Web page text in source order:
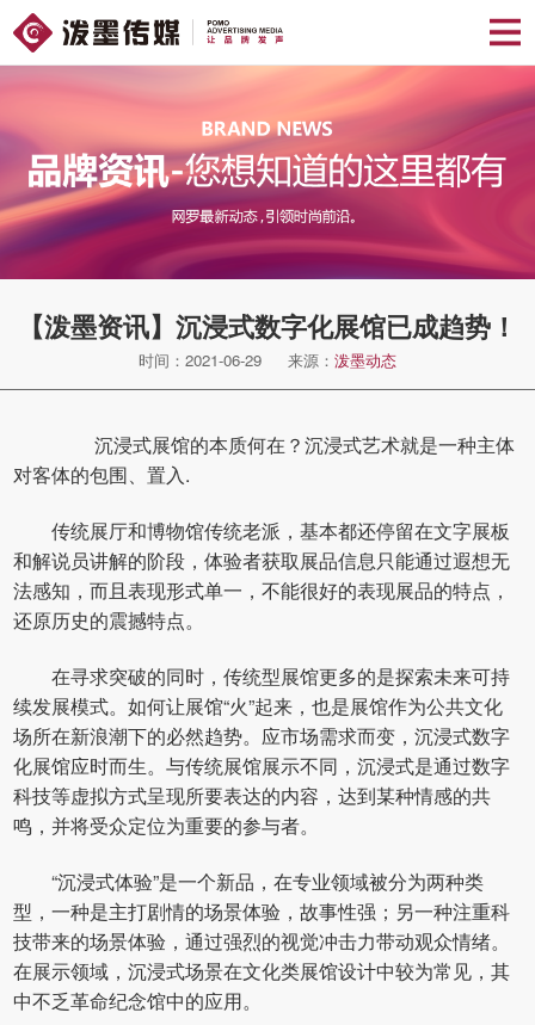
【泼墨资讯】沉浸式数字化展馆已成趋势！
时间：2021-06-29 来源：泼墨动态
沉浸式展馆的本质何在？沉浸式艺术就是一种主体
对客体的包围、置入.
传统展厅和博物馆传统老派，基本都还停留在文字展板
和解说员讲解的阶段，体验者获取展品信息只能通过遐想无
法感知，而且表现形式单一，不能很好的表现展品的特点，
还原历史的震撼特点。
在寻求突破的同时，传统型展馆更多的是探索未来可持
续发展模式。如何让展馆“火”起来，也是展馆作为公共文化
场所在新浪潮下的必然趋势。应市场需求而变，沉浸式数字
化展馆应时而生。与传统展馆展示不同，沉浸式是通过数字
科技等虚拟方式呈现所要表达的内容，达到某种情感的共
鸣，并将受众定位为重要的参与者。
“沉浸式体验”是一个新品，在专业领域被分为两种类
型，一种是主打剧情的场景体验，故事性强；另一种注重科
技带来的场景体验，通过强烈的视觉冲击力带动观众情绪。
在展示领域，沉浸式场景在文化类展馆设计中较为常见，其
中不乏革命纪念馆中的应用。